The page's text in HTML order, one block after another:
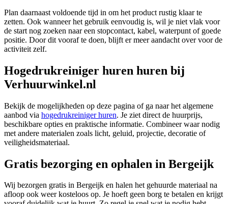
Plan daarnaast voldoende tijd in om het product rustig klaar te
zetten. Ook wanneer het gebruik eenvoudig is, wil je niet vlak voor
de start nog zoeken naar een stopcontact, kabel, waterpunt of goede
positie. Door dit vooraf te doen, blijft er meer aandacht over voor de
activiteit zelf.
Hogedrukreiniger huren huren bij
Verhuurwinkel.nl
Bekijk de mogelijkheden op deze pagina of ga naar het algemene
aanbod via hogedrukreiniger huren. Je ziet direct de huurprijs,
beschikbare opties en praktische informatie. Combineer waar nodig
met andere materialen zoals licht, geluid, projectie, decoratie of
veiligheidsmateriaal.
Gratis bezorging en ophalen in Bergeijk
Wij bezorgen gratis in Bergeijk en halen het gehuurde materiaal na
afloop ook weer kosteloos op. Je hoeft geen borg te betalen en krijgt